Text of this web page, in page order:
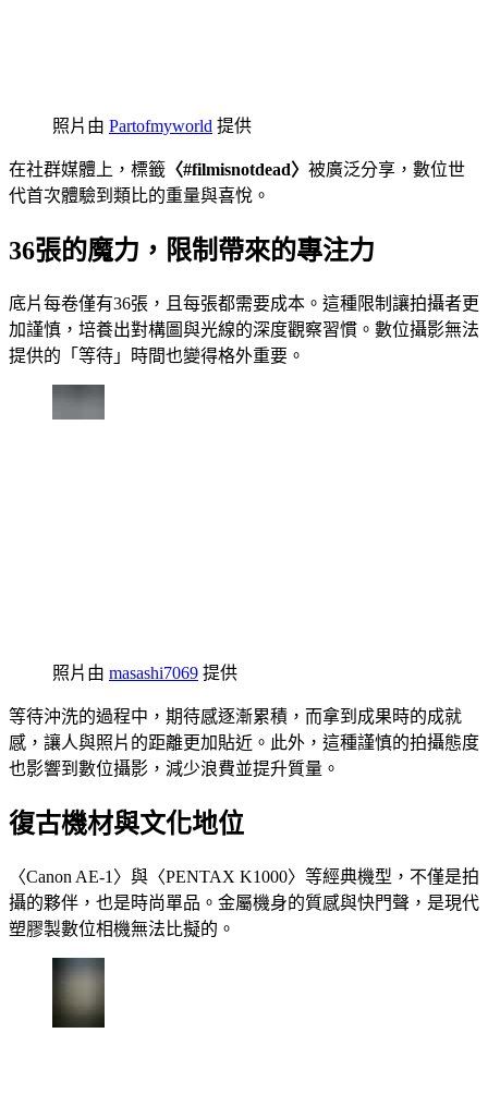
照片由 Partofmyworld 提供
在社群媒體上，標籤 〈#filmisnotdead〉 被廣泛分享，數位世
代首次體驗到類比的重量與喜悅。
36張的魔力，限制帶來的專注力
底片每卷僅有36張，且每張都需要成本。這種限制讓拍攝者更
加謹慎，培養出對構圖與光線的深度觀察習慣。數位攝影無法
提供的「等待」時間也變得格外重要。
照片由 masashi7069 提供
等待沖洗的過程中，期待感逐漸累積，而拿到成果時的成就
感，讓人與照片的距離更加貼近。此外，這種謹慎的拍攝態度
也影響到數位攝影，減少浪費並提升質量。
復古機材與文化地位
〈Canon AE-1〉與〈PENTAX K1000〉等經典機型，不僅是拍
攝的夥伴，也是時尚單品。金屬機身的質感與快門聲，是現代
塑膠製數位相機無法比擬的。